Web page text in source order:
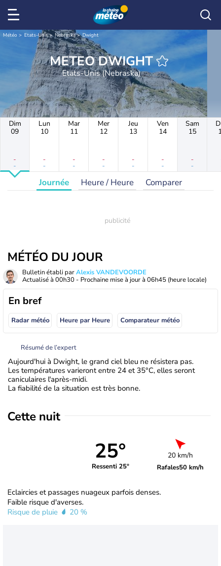
Météo Etats-Unis Nebraska Dwight
METEO DWIGHT
Etats-Unis (Nebraska)
Dim
09
-
-
Lun
10
-
-
Mar
11
-
-
Mer
12
-
-
Jeu
13
-
-
Ven
14
-
-
Sam
15
-
-
Journée Heure / Heure Comparer
MÉTÉO DU JOUR
Bulletin établi parAlexis VANDEVOORDE
Actualisé à 00h30 - Prochaine mise à jour à 06h45 (heure locale)
En bref
Radar météo Heure par Heure Comparateur météo
Résumé de l’expert
Aujourd'hui à Dwight, le grand ciel bleu ne résistera pas.
Les températures varieront entre 24 et 35°C, elles seront
caniculaires l'après-midi.
La fiabilité de la situation est très bonne.
Cette nuit
25°
Ressenti 25°
20 km/h
Rafales50 km/h
Eclaircies et passages nuageux parfois denses.
Faible risque d'averses.
Risque de pluie
20 %